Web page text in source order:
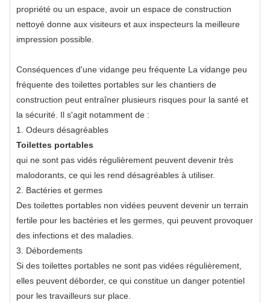
propriété ou un espace, avoir un espace de construction
nettoyé donne aux visiteurs et aux inspecteurs la meilleure
impression possible.
Conséquences d'une vidange peu fréquente La vidange peu
fréquente des toilettes portables sur les chantiers de
construction peut entraîner plusieurs risques pour la santé et
la sécurité. Il s'agit notamment de :
1. Odeurs désagréables
Toilettes portables
qui ne sont pas vidés régulièrement peuvent devenir très
malodorants, ce qui les rend désagréables à utiliser.
2. Bactéries et germes
Des toilettes portables non vidées peuvent devenir un terrain
fertile pour les bactéries et les germes, qui peuvent provoquer
des infections et des maladies.
3. Débordements
Si des toilettes portables ne sont pas vidées régulièrement,
elles peuvent déborder, ce qui constitue un danger potentiel
pour les travailleurs sur place.